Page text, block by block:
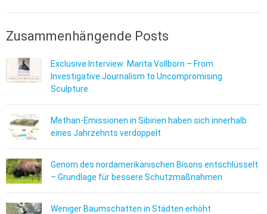
Zusammenhängende Posts
Exclusive Interview: Marita Vollborn – From
Investigative Journalism to Uncompromising
Sculpture
Methan-Emissionen in Sibirien haben sich innerhalb
eines Jahrzehnts verdoppelt
Genom des nordamerikanischen Bisons entschlüsselt
– Grundlage für bessere Schutzmaßnahmen
Weniger Baumschatten in Städten erhöht